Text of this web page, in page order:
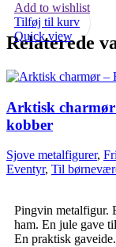
Add to wishlist
Tilføj til kurv
Quick view
Relaterede
Arktisk
kobber
Sjove metalfigurer,
Eventyr, Til
Pingvin metalfigur.
ham. En jule gave
En praktisk gaveide.